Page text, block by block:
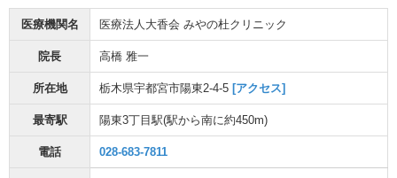
医療機関名 医療法人大香会 みやの杜クリニック
院長 高橋 雅一
所在地 栃木県宇都宮市陽東2-4-5 [アクセス]
最寄駅 陽東3丁目駅(駅から南に約450m)
電話 028-683-7811